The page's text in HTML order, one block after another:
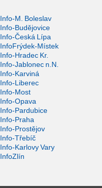
Info-M. Boleslav
Info-Budějovice
Info-Česká Lípa
InfoFrýdek-Místek
Info-Hradec Kr.
Info-Jablonec n.N.
Info-Karviná
Info-Liberec
Info-Most
Info-Opava
Info-Pardubice
Info-Praha
Info-Prostějov
Info-Třebíč
Info-Karlovy Vary
InfoZlín